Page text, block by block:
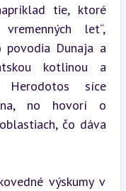
tie, ktoré
let“,
Dunaja a
kotlinou a
Herodotos síce
no hovorí o
čo dáva
výskumy v